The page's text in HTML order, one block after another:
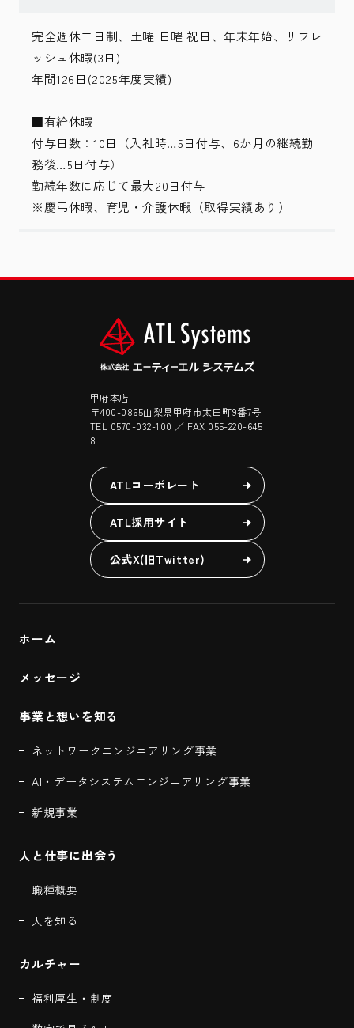
完全週休二日制、土曜 日曜 祝日、年末年始、リフレ
ッシュ休暇(3日)
年間126日(2025年度実績)
■有給休暇
付与日数：10日（入社時…5日付与、6か月の継続勤
務後…5日付与）
勤続年数に応じて最大20日付与
※慶弔休暇、育児・介護休暇（取得実績あり）
甲府本店
〒400-0865山梨県甲府市太田町9番7号
TEL 0570-032-100 ／ FAX 055-220-645
8
ATLコーポレート
ATL採用サイト
公式X(旧Twitter)
ホーム
メッセージ
事業と想いを知る
ネットワークエンジニアリング事業
AI・データシステムエンジニアリング事業
新規事業
人と仕事に出会う
職種概要
人を知る
カルチャー
福利厚生・制度